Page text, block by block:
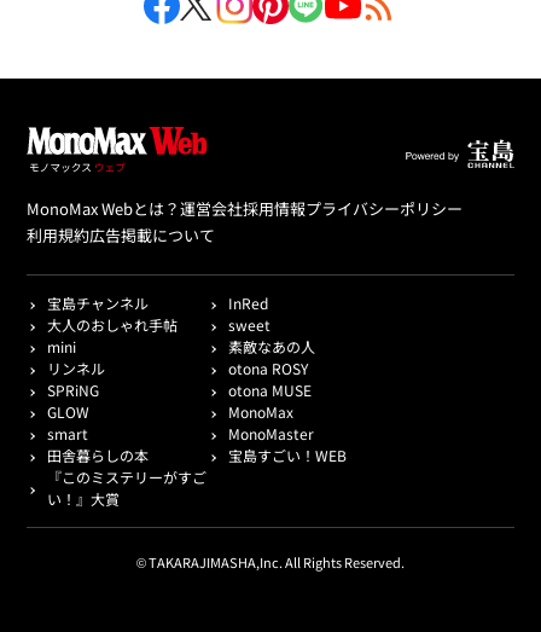
MonoMax Webとは？運営会社採用情報プライバシーポリシー
利用規約広告掲載について
宝島チャンネル
InRed
大人のおしゃれ手帖
sweet
mini
素敵なあの人
リンネル
otona ROSY
SPRiNG
otona MUSE
GLOW
MonoMax
smart
MonoMaster
田舎暮らしの本
宝島すごい！WEB
『このミステリーがすご
い！』大賞
© TAKARAJIMASHA,Inc. All Rights Reserved.